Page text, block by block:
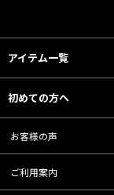
アイテム一覧
初めての方へ
お客様の声
ご利用案内